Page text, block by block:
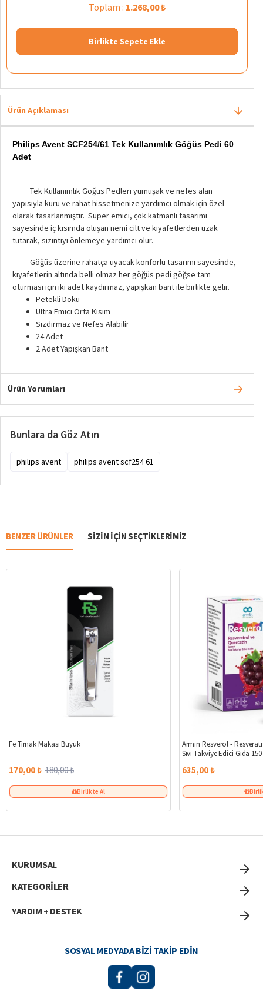
Toplam : 1.268,00 ₺
Birlikte Sepete Ekle
Ürün Açıklaması
Philips Avent SCF254/61 Tek Kullanımlık Göğüs Pedi 60
Adet
Tek Kullanımlık Göğüs Pedleri yumuşak ve nefes alan
yapısıyla kuru ve rahat hissetmenize yardımcı olmak için özel
olarak tasarlanmıştır. Süper emici, çok katmanlı tasarımı
sayesinde iç kısımda oluşan nemi cilt ve kıyafetlerden uzak
tutarak, sızıntıyı önlemeye yardımcı olur.
Göğüs üzerine rahatça uyacak konforlu tasarımı sayesinde,
kıyafetlerin altında belli olmaz her göğüs pedi göğse tam
oturması için iki adet kaydırmaz, yapışkan bant ile birlikte gelir.
Petekli Doku
Ultra Emici Orta Kısım
Sızdırmaz ve Nefes Alabilir
24 Adet
2 Adet Yapışkan Bant
Ürün Yorumları
Bunlara da Göz Atın
philips avent philips avent scf254 61
BENZER ÜRÜNLER SIZIN IÇIN SEÇTIKLERIMIZ
Fe Tırnak Makası Büyük
170,00 ₺ 180,00 ₺
Birlikte Al
Armin Resverol -
Sıvı Takviye Edici Gıda
635,00 ₺
KURUMSAL
KATEGORİLER
YARDIM + DESTEK
SOSYAL MEDYADA BIZI TAKIP EDIN